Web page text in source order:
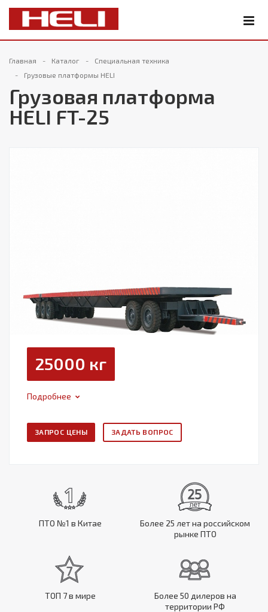
Главная Каталог
Специальная техника
Грузовые платформы HELI
Грузовая платформа
HELI FT-25
25000 кг
Подробнее
ЗАПРОС ЦЕНЫ ЗАДАТЬ ВОПРОС
ПТО №1 в Китае
Более 25 лет на российском
рынке ПТО
ТОП 7 в мире
Более 50 дилеров на
территории РФ